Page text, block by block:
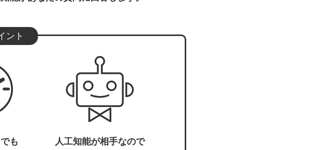
ント
も
人工知能が相手なので